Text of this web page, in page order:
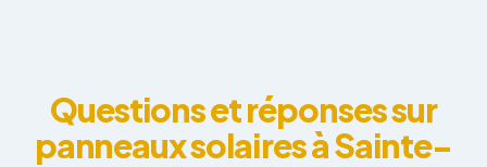
Questions et réponses sur
panneaux solaires à Sainte-